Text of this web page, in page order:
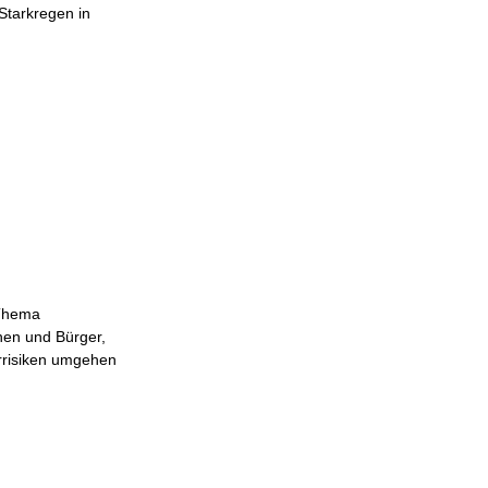
in
und Bürger,
umgehen